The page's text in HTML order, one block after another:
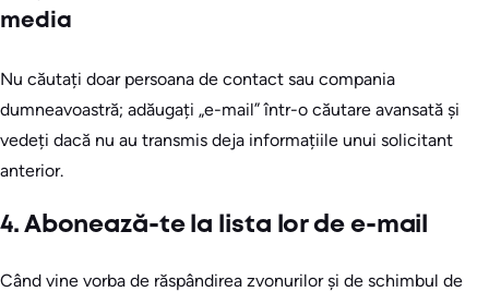
media
Nu căutați doar persoana de contact sau compania
dumneavoastră; adăugați „e-mail” într-o căutare avansată și
vedeți dacă nu au transmis deja informațiile unui solicitant
anterior.
4. Abonează-te la lista lor de e-mail
Când vine vorba de răspândirea zvonurilor și de schimbul de